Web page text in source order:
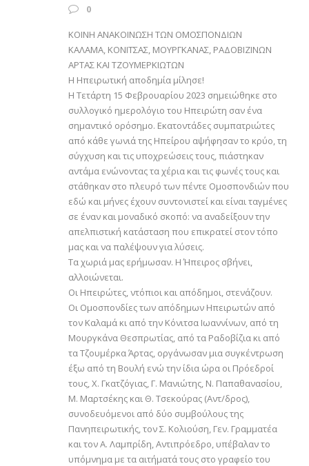
0
ΚΟΙΝΗ ΑΝΑΚΟΙΝΩΣΗ ΤΩΝ ΟΜΟΣΠΟΝΔΙΩΝ
ΚΑΛΑΜΑ, ΚΟΝΙΤΣΑΣ, ΜΟΥΡΓΚΑΝΑΣ, ΡΑΔΟΒΙΖΙΝΩΝ
ΑΡΤΑΣ ΚΑΙ ΤΖΟΥΜΕΡΚΙΩΤΩΝ
Η Ηπειρωτική αποδημία μίλησε!
Η Τετάρτη 15 Φεβρουαρίου 2023 σημειώθηκε στο
συλλογικό ημερολόγιο του Ηπειρώτη σαν ένα
σημαντικό ορόσημο. Εκατοντάδες συμπατριώτες
από κάθε γωνιά της Ηπείρου αψήφησαν το κρύο, τη
σύγχυση και τις υποχρεώσεις τους, πιάστηκαν
αντάμα ενώνοντας τα χέρια και τις φωνές τους και
στάθηκαν στο πλευρό των πέντε Ομοσπονδιών που
εδώ και μήνες έχουν συντονιστεί και είναι ταγμένες
σε έναν και μοναδικό σκοπό: να αναδείξουν την
απελπιστική κατάσταση που επικρατεί στον τόπο
μας και να παλέψουν για λύσεις.
Τα χωριά μας ερήμωσαν. Η Ήπειρος σβήνει,
αλλοιώνεται.
Οι Ηπειρώτες, ντόπιοι και απόδημοι, στενάζουν.
Οι Ομοσπονδίες των απόδημων Ηπειρωτών από
τον Καλαμά κι από την Κόνιτσα Ιωαννίνων, από τη
Μουργκάνα Θεσπρωτίας, από τα Ραδοβίζια κι από
τα Τζουμέρκα Άρτας, οργάνωσαν μια συγκέντρωση
έξω από τη Βουλή ενώ την ίδια ώρα οι Πρόεδροί
τους, Χ. Γκατζόγιας, Γ. Μανιώτης, Ν. Παπαθανασίου,
Μ. Μαρτσέκης και Θ. Τσεκούρας (Αντ/δρος),
συνοδευόμενοι από δύο συμβούλους της
Πανηπειρωτικής, τον Σ. Κολιούση, Γεν. Γραμματέα
και τον Α. Λαμπρίδη, Αντιπρόεδρο, υπέβαλαν το
υπόμνημα με τα αιτήματά τους στο γραφείο του